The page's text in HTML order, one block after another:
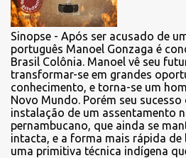
Sinopse - Após ser acusado de
português Manoel Gonzaga é
Brasil Colônia. Manoel vê seu
transformar-se em grandes
conhecimento, e torna-se um
Novo Mundo. Porém seu sucesso
instalação de um assentamento
pernambucano, que ainda se
intacta, e a forma mais rápida de
uma primitiva técnica indígena